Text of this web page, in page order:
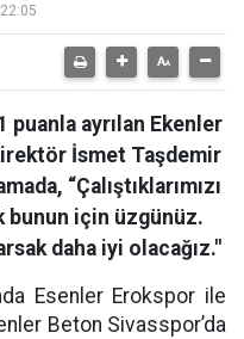
puanla ayrılan Ekenler
İsmet Taşdemir
“Çalıştıklarımızı
bunun için üzgünüz.
daha iyi olacağız."
Esenler Erokspor ile
Beton Sivasspor’da